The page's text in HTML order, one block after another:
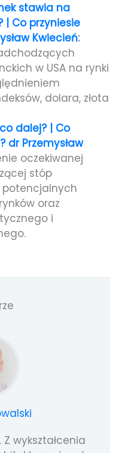
stawia na
| Co przyniesie
Kwiecień:
w USA na rynki
dolara, złota
dalej? | Co
dr Przemysław
oczekiwanej
stóp
oraz
i
Z wykształcenia